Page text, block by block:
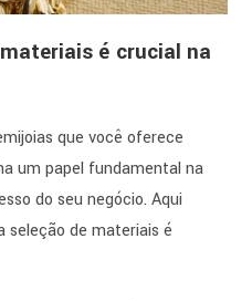
é crucial na
que você oferece
um papel fundamental na
do seu negócio. Aqui
seleção de materiais é